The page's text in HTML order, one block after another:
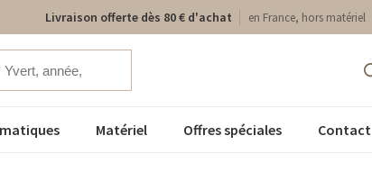
Livraison offerte dès 80 € d'achat en France, hors matériel
Matériel Offres spéciales Contact